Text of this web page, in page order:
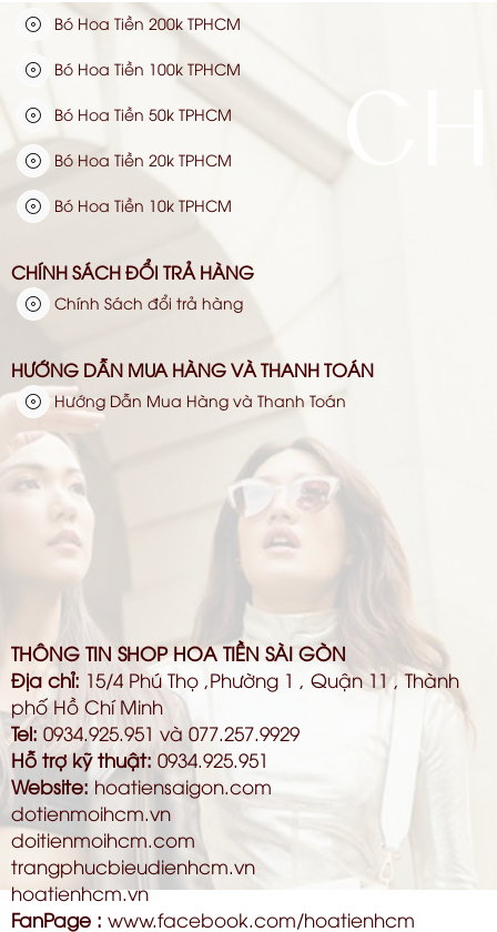
THÔNG TIN SHOP HOA TIỀN SÀI GÒN
Địa chỉ: 15/4 Phú Thọ ,Phường 1 , Quận 11 , Thành
phố Hồ Chí Minh
Tel: 0934.925.951 và 077.257.9929
Hỗ trợ kỹ thuật: 0934.925.951
Website: hoatiensaigon.com
dotienmoihcm.vn
doitienmoihcm.com
trangphucbieudienhcm.vn
hoatienhcm.vn
FanPage : www.facebook.com/hoatienhcm
Bó Hoa Tiền 200k TPHCM
Bó Hoa Tiền 100k TPHCM
Bó Hoa Tiền 50k TPHCM
Bó Hoa Tiền 20k TPHCM
Bó Hoa Tiền 10k TPHCM
CHÍNH SÁCH ĐỔI TRẢ HÀNG
Chính Sách đổi trả hàng
HƯỚNG DẪN MUA HÀNG VÀ THANH TOÁN
Hướng Dẫn Mua Hàng và Thanh Toán